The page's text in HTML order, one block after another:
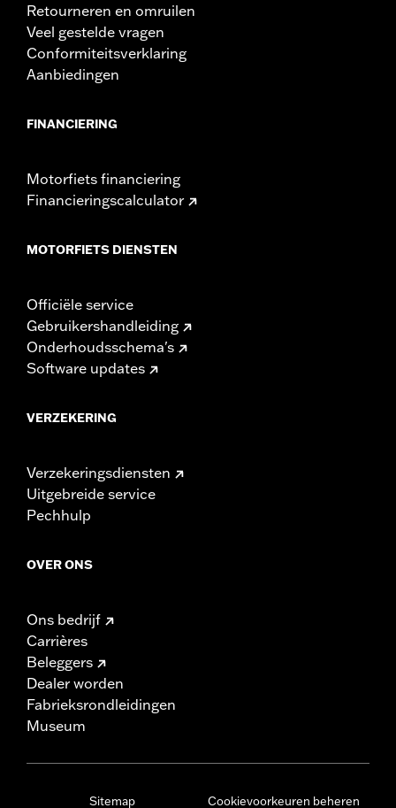
Retourneren en omruilen
Veel gestelde vragen
Conformiteitsverklaring
Aanbiedingen
FINANCIERING
Motorfiets financiering
Financieringscalculator
MOTORFIETS DIENSTEN
Officiële service
Gebruikershandleiding
Onderhoudsschema's
Software updates
VERZEKERING
Verzekeringsdiensten
Uitgebreide service
Pechhulp
OVER ONS
Ons bedrijf
Carrières
Beleggers
Dealer worden
Fabrieksrondleidingen
Museum
Sitemap Cookievoorkeuren beheren